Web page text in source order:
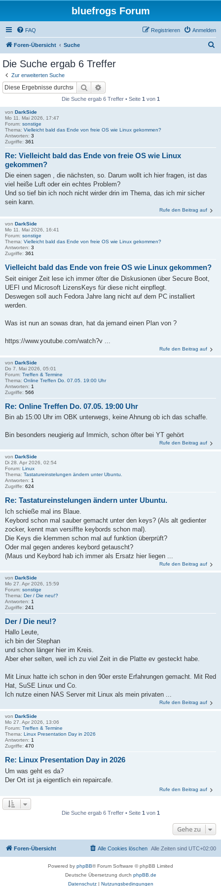
bluefrogs Forum
FAQ Anmelden
Registrieren
Foren-Übersicht Suche
Die Suche ergab 6 Treffer
Zur erweiterten Suche
Suche
Die Suche ergab 6 Treffer • Seite 1 von 1
von DarkSide
Mo 11. Mai 2026, 17:47
Forum: sonstige
Thema: Vielleicht bald das Ende von freie OS wie Linux gekommen?
Antworten: 3
Zugriffe: 361
Re: Vielleicht bald das Ende von freie OS wie Linux
gekommen?
Die einen sagen , die nächsten, so. Darum wollt ich hier fragen, ist das
viel heiße Luft oder ein echtes Problem?
Und so tief bin ich noch nicht wirder drin im Thema, das ich mir sicher
sein kann.
Rufe den Beitrag auf
von DarkSide
Mo 11. Mai 2026, 16:41
Forum: sonstige
Thema: Vielleicht bald das Ende von freie OS wie Linux gekommen?
Antworten: 3
Zugriffe: 361
Vielleicht bald das Ende von freie OS wie Linux gekommen?
Seit einiger Zeit lese ich immer öfter die Diskusionen über Secure Boot,
UEFI und Microsoft LizensKeys für diese nicht einpflegt.
Deswegen soll auch Fedora Jahre lang nicht auf dem PC installiert
werden.
Was ist nun an sowas dran, hat da jemand einen Plan von ?
https://www.youtube.com/watch?v ...
Rufe den Beitrag auf
von DarkSide
Do 7. Mai 2026, 05:01
Forum: Treffen & Termine
Thema: Online Treffen Do. 07.05. 19:00 Uhr
Antworten: 1
Zugriffe: 566
Re: Online Treffen Do. 07.05. 19:00 Uhr
Bin ab 15:00 Uhr im OBK unterwegs, keine Ahnung ob ich das schaffe.
Bin besonders neugierig auf Immich, schon öfter bei YT gehört
Rufe den Beitrag auf
von DarkSide
Di 28. Apr 2026, 02:54
Forum: Linux
Thema: Tastatureinstelungen ändern unter Ubuntu.
Antworten: 1
Zugriffe: 624
Re: Tastatureinstelungen ändern unter Ubuntu.
Ich schieße mal ins Blaue.
Keybord schon mal sauber gemacht unter den keys? (Als alt gedienter
zocker, kennt man versiffte keybords schon mal).
Die Keys die klemmen schon mal auf funktion überprüft?
Oder mal gegen anderes keybord getauscht?
(Maus und Keybord hab ich immer als Ersatz hier liegen ...
Rufe den Beitrag auf
von DarkSide
Mo 27. Apr 2026, 15:59
Forum: sonstige
Thema: Der / Die neu!?
Antworten: 1
Zugriffe: 241
Der / Die neu!?
Hallo Leute,
ich bin der Stephan
und schon länger hier im Kreis.
Aber eher selten, weil ich zu viel Zeit in die Platte ev gesteckt habe.
Mit Linux hatte ich schon in den 90er erste Erfahrungen gemacht. Mit Red
Hat, SuSE Linux und Co.
Ich nutze einen NAS Server mit Linux als mein privaten ...
Rufe den Beitrag auf
von DarkSide
Mo 27. Apr 2026, 13:06
Forum: Treffen & Termine
Thema: Linux Presentation Day in 2026
Antworten: 1
Zugriffe: 470
Re: Linux Presentation Day in 2026
Um was geht es da?
Der Ort ist ja eigentlich ein repaircafe.
Rufe den Beitrag auf
Die Suche ergab 6 Treffer • Seite 1 von 1
Gehe zu
Foren-Übersicht Alle Zeiten sind UTC+02:00
Alle Cookies löschen
Powered by phpBB® Forum Software © phpBB Limited
Deutsche Übersetzung durch phpBB.de
Datenschutz| Nutzungsbedingungen